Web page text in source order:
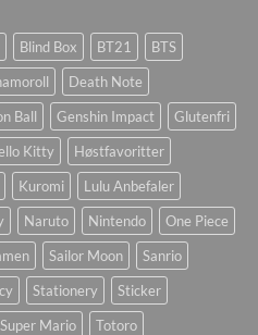
Blind Box BT21
BTS
Death Note
Ball Genshin Impact
Glutenfri
Kitty
Høstfavoritter
Kuromi
Lulu Anbefaler
Naruto Nintendo
One Piece
Sailor Moon
Sanrio
Stationery
Sticker
Super Mario
Totoro